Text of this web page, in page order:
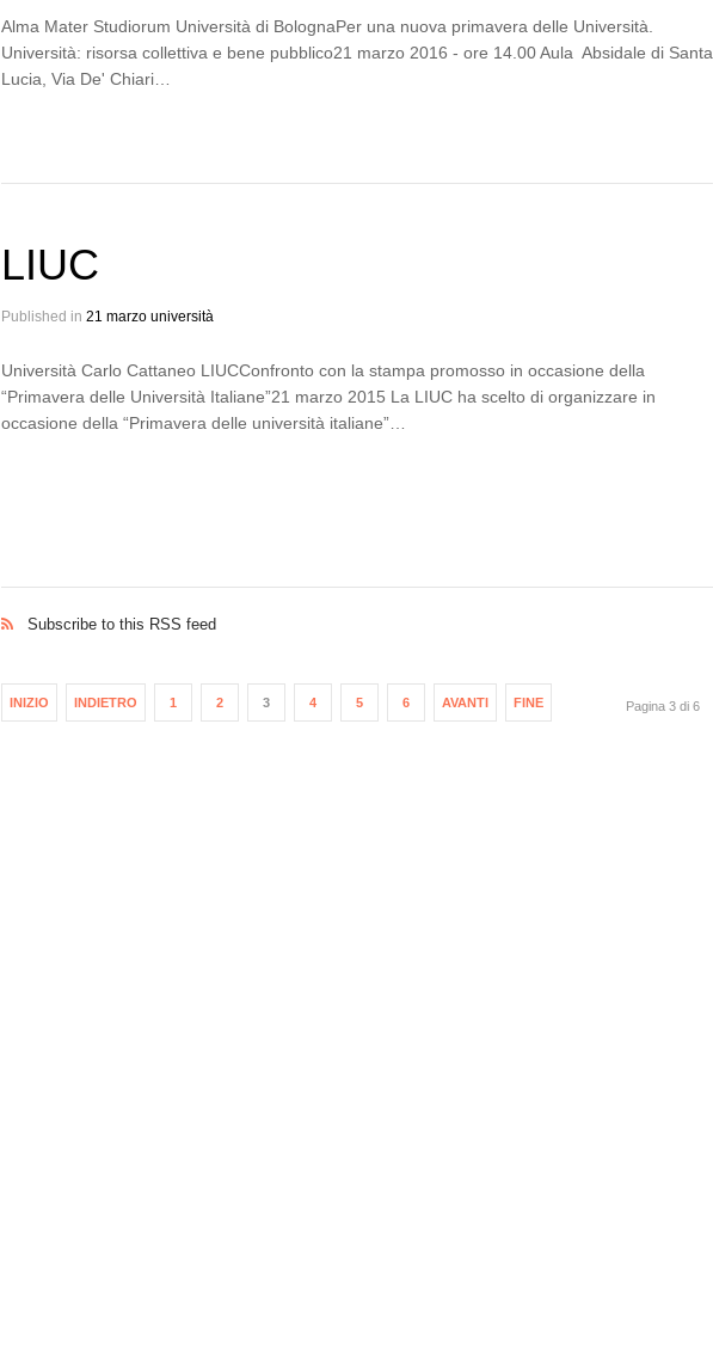
Alma Mater Studiorum Università di BolognaPer una nuova primavera delle Università.
Università: risorsa collettiva e bene pubblico21 marzo 2016 - ore 14.00 Aula Absidale di Santa
Lucia, Via De' Chiari…
LIUC
Published in21 marzo università
Università Carlo Cattaneo LIUCConfronto con la stampa promosso in occasione della
“Primavera delle Università Italiane”21 marzo 2015 La LIUC ha scelto di organizzare in
occasione della “Primavera delle università italiane”…
Subscribe to this RSS feed
INIZIO INDIETRO 1 2 3 4 5 6 AVANTI FINE Pagina 3 di 6